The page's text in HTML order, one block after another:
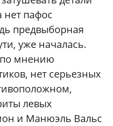
нет пафос
предвыборная
уже началась.
мнению
нет серьезных
левых
и Манюэль Вальс